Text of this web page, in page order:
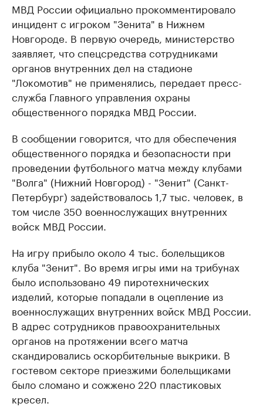
МВД России официально прокомментировало
инцидент с игроком "Зенита" в Нижнем
Новгороде. В первую очередь, министерство
заявляет, что спецсредства сотрудниками
органов внутренних дел на стадионе
"Локомотив" не применялись, передает пресс-
служба Главного управления охраны
общественного порядка МВД России.
В сообщении говорится, что для обеспечения
общественного порядка и безопасности при
проведении футбольного матча между клубами
"Волга" (Нижний Новгород) - "Зенит" (Санкт-
Петербург) задействовалось 1,7 тыс. человек, в
том числе 350 военнослужащих внутренних
войск МВД России.
На игру прибыло около 4 тыс. болельщиков
клуба "Зенит". Во время игры ими на трибунах
было использовано 49 пиротехнических
изделий, которые попадали в оцепление из
военнослужащих внутренних войск МВД России.
В адрес сотрудников правоохранительных
органов на протяжении всего матча
скандировались оскорбительные выкрики. В
гостевом секторе приезжими болельщиками
было сломано и сожжено 220 пластиковых
кресел.